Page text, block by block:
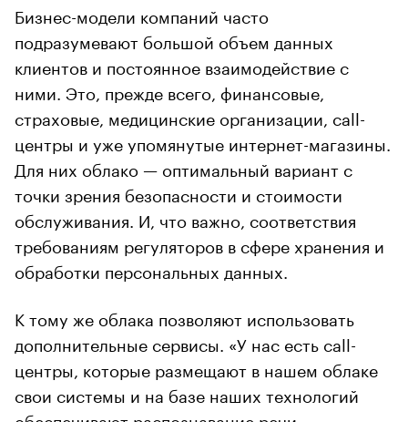
Бизнес-модели компаний часто
подразумевают большой объем данных
клиентов и постоянное взаимодействие с
ними. Это, прежде всего, финансовые,
страховые, медицинские организации, call-
центры и уже упомянутые интернет-магазины.
Для них облако — оптимальный вариант с
точки зрения безопасности и стоимости
обслуживания. И, что важно, соответствия
требованиям регуляторов в сфере хранения и
обработки персональных данных.
К тому же облака позволяют использовать
дополнительные сервисы. «У нас есть call-
центры, которые размещают в нашем облаке
свои системы и на базе наших технологий